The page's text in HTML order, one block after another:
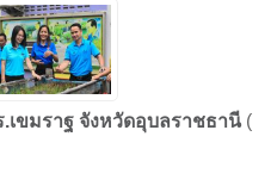
ขมราฐ จังหวัดอุบลราชธานี(